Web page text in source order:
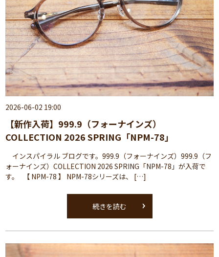
2026-06-02 19:00
【新作入荷】999.9（フォーナインズ）
COLLECTION 2026 SPRING「NPM-78」
インスパイラル ブログです。999.9（フォーナインズ）999.9（フ
ォーナインズ）COLLECTION 2026 SPRING「NPM-78」が入荷で
す。 【 NPM-78 】 NPM-78シリーズは、 […]
続きを読む